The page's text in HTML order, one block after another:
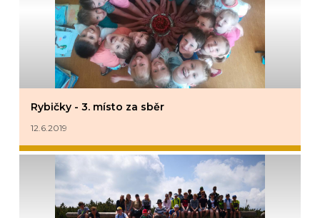
Rybičky - 3. místo za sběr
12.6.2019